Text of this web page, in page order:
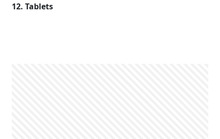
12. Tablets